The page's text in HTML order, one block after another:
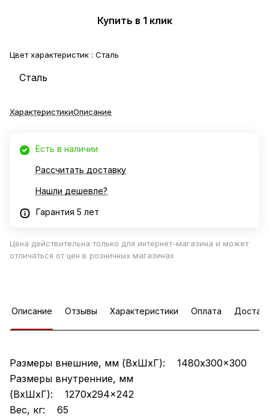
Купить в 1 клик
Цвет характеристик : Сталь
Сталь
ХарактеристикиОписание
Есть в наличии
Рассчитать доставку
Нашли дешевле?
Гарантия 5 лет
Цена действительна только для интернет-магазина и может
отличаться от цен в розничных магазинах
Описание Отзывы Характеристики Оплата
Размеры внешние, мм (ВхШхГ): 1480x300x300
Размеры внутренние, мм
(ВхШхГ): 1270x294x242
Вес, кг: 65